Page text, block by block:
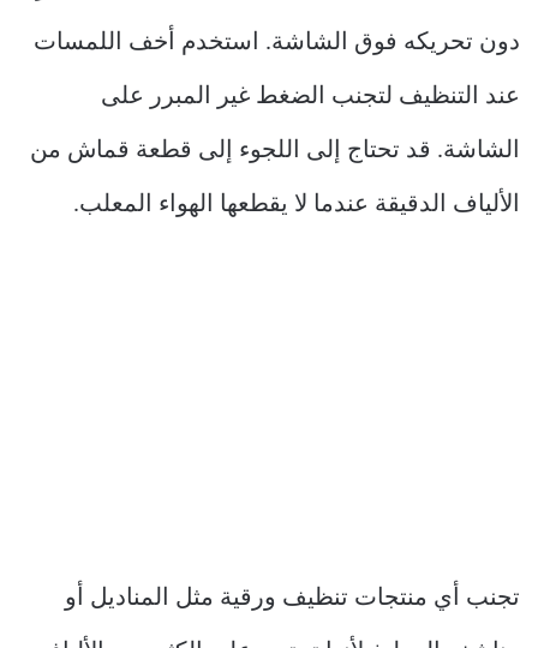
دون تحريكه فوق الشاشة. استخدم أخف اللمسات
عند التنظيف لتجنب الضغط غير المبرر على
الشاشة. قد تحتاج إلى اللجوء إلى قطعة قماش من
الألياف الدقيقة عندما لا يقطعها الهواء المعلب.
تجنب أي منتجات تنظيف ورقية مثل المناديل أو